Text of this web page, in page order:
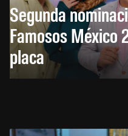
Segunda
Famosos México
placa